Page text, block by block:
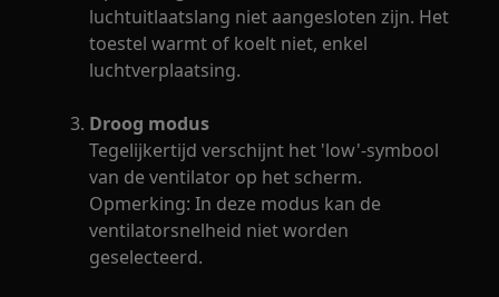
luchtuitlaatslang niet aangesloten zijn. Het
toestel warmt of koelt niet, enkel
luchtverplaatsing.
Droog modus
Tegelijkertijd verschijnt het 'low'-symbool
van de ventilator op het scherm.
Opmerking: In deze modus kan de
ventilatorsnelheid niet worden
geselecteerd.